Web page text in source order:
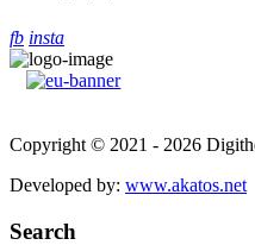
fb insta
Copyright © 2021 - 2026
Developed by: www.akatos.net
Search